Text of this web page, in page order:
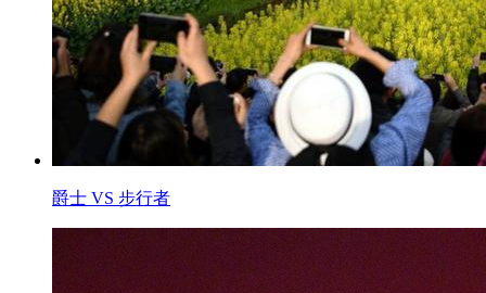
爵士 VS 步行者